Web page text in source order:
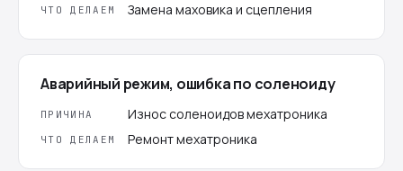
ЧТО ДЕЛАЕМ Замена маховика и сцепления
Аварийный режим, ошибка по соленоиду
ПРИЧИНА Износ соленоидов мехатроника
ЧТО ДЕЛАЕМ Ремонт мехатроника